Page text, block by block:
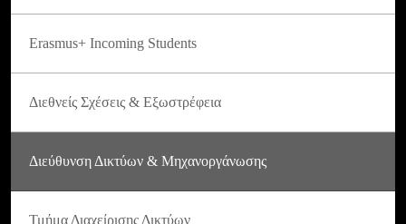
Erasmus+ Incoming Students
Διεθνείς Σχέσεις & Εξωστρέφεια
Διεύθυνση Δικτύων & Μηχανοργάνωσης
Τμήμα Διαχείρισης Δικτύων